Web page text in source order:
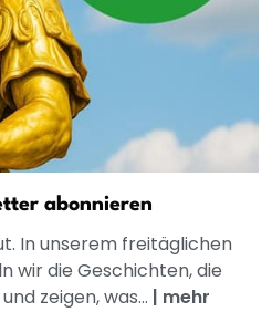
abonnieren
In unserem freitäglichen
wir die Geschichten, die
zeigen, was... | mehr